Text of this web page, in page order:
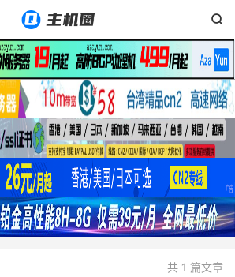

共 1 篇文章